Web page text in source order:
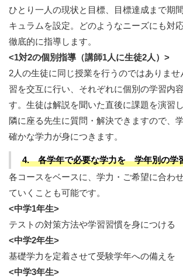
ひとり一人の現状と目標、目標達成まで期
キュラムを設定。どのようなニーズにも対
徹底的に指導します。
<1対2の個別指導（講師1人に生徒2人）>
2人の生徒に同じ授業を行うのではありま
習を交互に行い、それぞれに個別の学習内
す。生徒は解説を聞いた直後に課題を演習
隣に座る先生に質問・解決できますので、
確かな学力が身につきます。
4. 各学年で必要な学力を 学年別の学
各コースをベースに、学力・ご希望に合わ
ていくことも可能です。
<中学1年生>
テストの対策方法や学習習慣を身につける
<中学2年生>
基礎学力を定着させて受験学年への備えを
<中学3年生>